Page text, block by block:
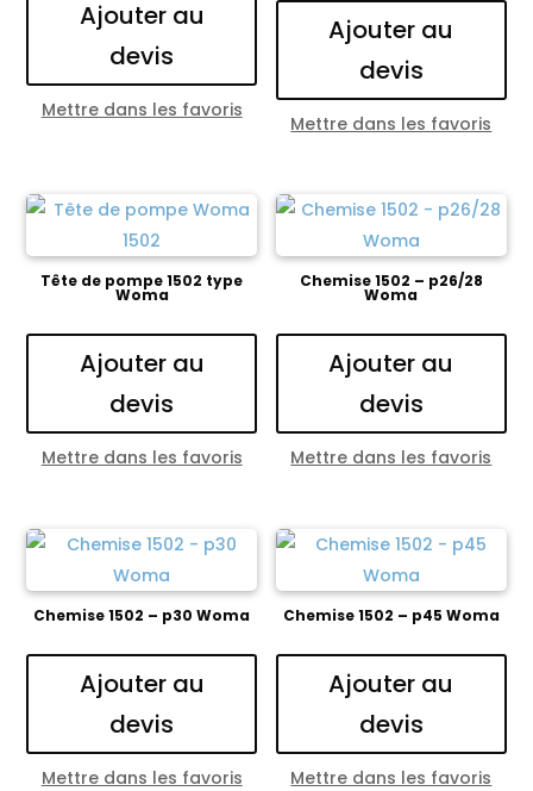
Ajouter au
devis
Mettre dans les favoris
Ajouter au
devis
Mettre dans les favoris
Tête de pompe 1502 type
Woma
Ajouter au
devis
Mettre dans les favoris
Chemise 1502 – p26/28
Woma
Ajouter au
devis
Mettre dans les favoris
Chemise 1502 – p30 Woma
Ajouter au
devis
Mettre dans les favoris
Chemise 1502 – p45 Woma
Ajouter au
devis
Mettre dans les favoris